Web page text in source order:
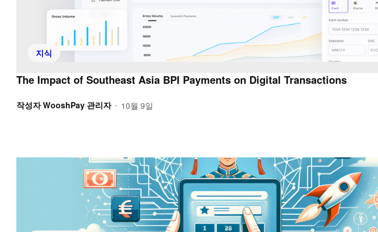
지식
The Impact of Southeast Asia BPI Payments on Digital Transactions
작성자WooshPay 관리자 • 10월 9일